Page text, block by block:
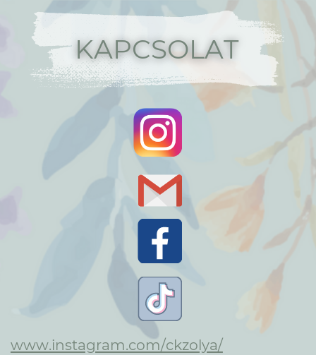
KAPCSOLAT
www.instagram.com/ckzolya/